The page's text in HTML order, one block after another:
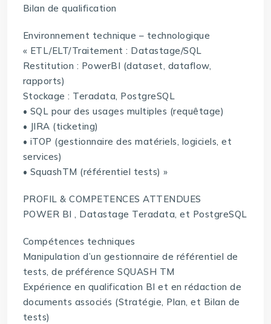
Bilan de qualification
Environnement technique – technologique
« ETL/ELT/Traitement : Datastage/SQL
Restitution : PowerBI (dataset, dataflow,
rapports)
Stockage : Teradata, PostgreSQL
• SQL pour des usages multiples (requêtage)
• JIRA (ticketing)
• iTOP (gestionnaire des matériels, logiciels, et
services)
• SquashTM (référentiel tests) »
PROFIL & COMPETENCES ATTENDUES
POWER BI , Datastage Teradata, et PostgreSQL
Compétences techniques
Manipulation d’un gestionnaire de référentiel de
tests, de préférence SQUASH TM
Expérience en qualification BI et en rédaction de
documents associés (Stratégie, Plan, et Bilan de
tests)